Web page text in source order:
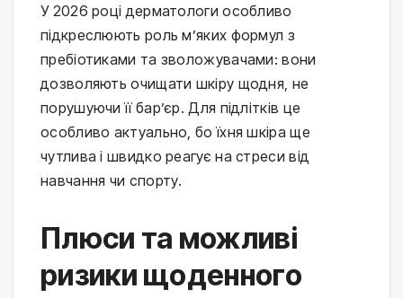
У 2026 році дерматологи особливо
підкреслюють роль м’яких формул з
пребіотиками та зволожувачами: вони
дозволяють очищати шкіру щодня, не
порушуючи її бар’єр. Для підлітків це
особливо актуально, бо їхня шкіра ще
чутлива і швидко реагує на стреси від
навчання чи спорту.
Плюси та можливі
ризики щоденного